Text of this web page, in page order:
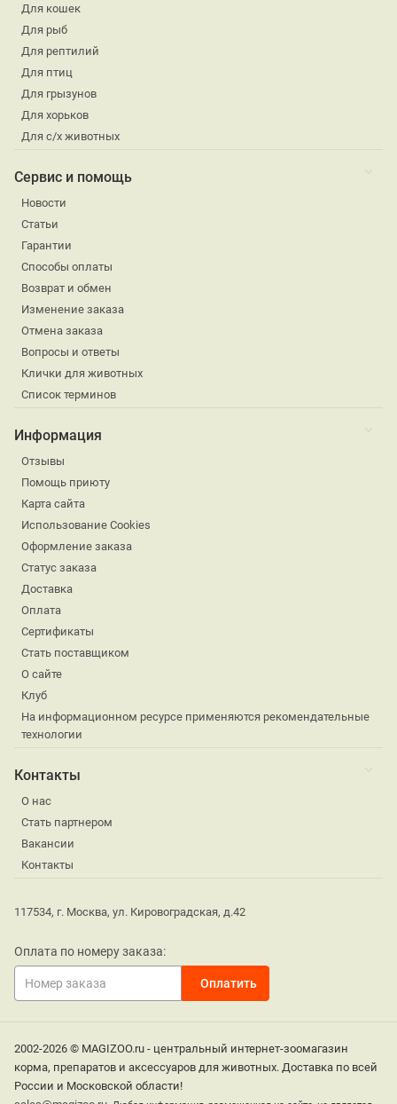
Для кошек
Для рыб
Для рептилий
Для птиц
Для грызунов
Для хорьков
Для с/х животных
Сервис и помощь
Новости
Статьи
Гарантии
Способы оплаты
Возврат и обмен
Изменение заказа
Отмена заказа
Вопросы и ответы
Клички для животных
Список терминов
Информация
Отзывы
Помощь приюту
Карта сайта
Использование Cookies
Оформление заказа
Статус заказа
Доставка
Оплата
Сертификаты
Стать поставщиком
О сайте
Клуб
На информационном ресурсе применяются рекомендательные
технологии
Контакты
О нас
Стать партнером
Вакансии
Контакты
117534, г. Москва, ул. Кировоградская, д.42
Оплата по номеру заказа:
2002-2026 © MAGIZOO.ru - центральный интернет-зоомагазин
корма, препаратов и аксессуаров для животных. Доставка по всей
России и Московской области!